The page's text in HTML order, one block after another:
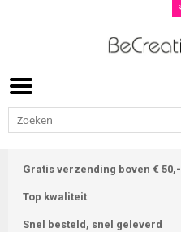
Gratis verzending boven € 50,-
Top kwaliteit
Snel besteld, snel geleverd